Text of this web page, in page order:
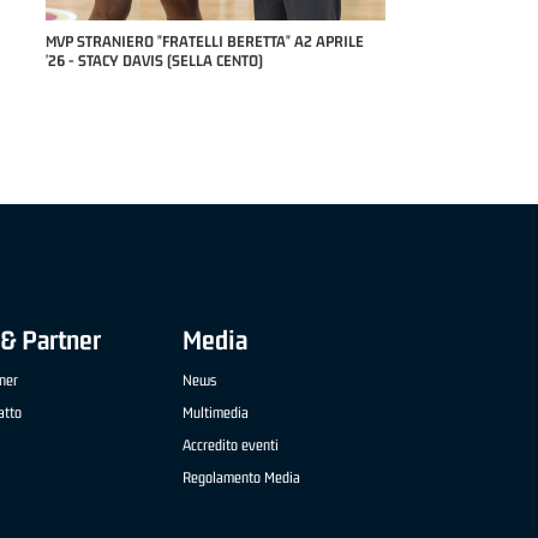
MVP "FRATELLI BERETTA" SAMUEL DILAS B
NAZIONALE APRILE '26 - MARCO RESTELLI (TAV
Partner Media
News
Multimedia
Accredito eventi
Regolamento Media